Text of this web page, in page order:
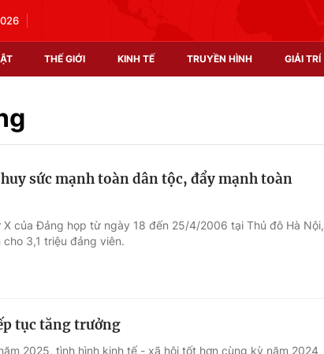
THẾ GIỚI KINH TẾ TRUYỀN HÌNH GIẢI TRÍ
doanh nghiệp
Hậu trường
sức mạnh toàn dân tộc, đẩy mạnh toàn
của Đảng họp từ ngày 18 đến 25/4/2006 tại Thủ đô Hà Nội,
3,1 triệu đảng viên.
tục tăng trưởng
2025, tình hình kinh tế - xã hội tốt hơn cùng kỳ năm 2024